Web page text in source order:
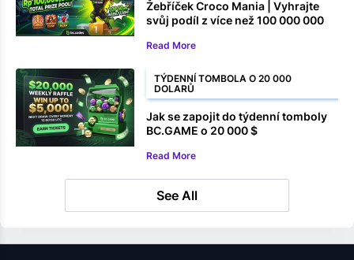
Žebříček Croco Mania | Vyhrajte
svůj podíl z více než 100 000 000
Read More
TÝDENNÍ TOMBOLA O 20 000
DOLARŮ
Jak se zapojit do týdenní tomboly
BC.GAME o 20 000 $
Read More
See All